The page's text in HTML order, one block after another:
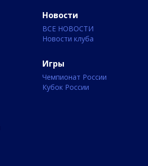
Новости
ВСЕ НОВОСТИ
Новости клуба
Игры
Чемпионат России
Кубок России